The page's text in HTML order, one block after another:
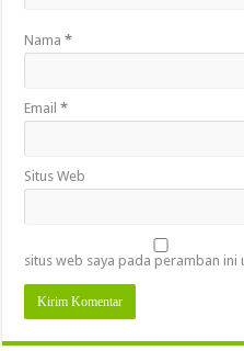
Nama*
Email*
Situs Web
situs web saya pada peramban ini